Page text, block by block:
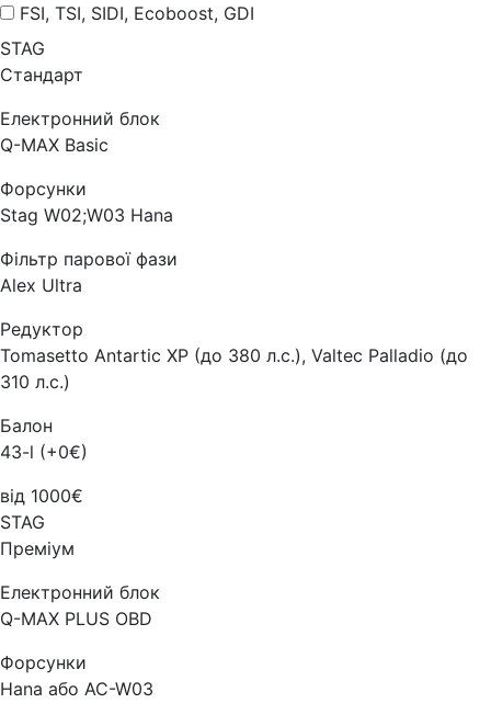
FSI, TSI, SIDI, Ecoboost, GDI
STAG
Стандарт
Електронний блок
Q-MAX Basic
Форсунки
Stag W02;W03 Hana
Фільтр парової фази
Alex Ultra
Редуктор
Tomasetto Antartic XP (до 380 л.с.), Valtec Palladio (до
310 л.с.)
Балон
43-l (+0€)
від 1000€
STAG
Преміум
Електронний блок
Q-MAX PLUS OBD
Форсунки
Hana або AC-W03